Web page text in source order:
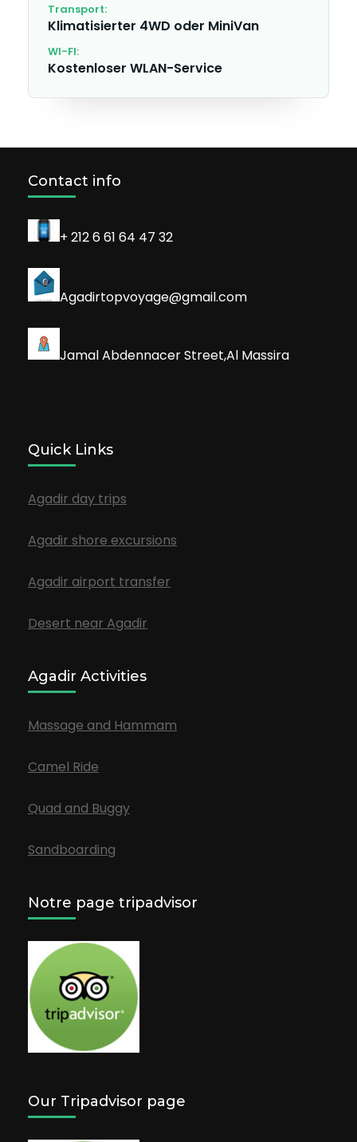
Transport:
Klimatisierter 4WD oder MiniVan
WI-FI:
Kostenloser WLAN-Service
Contact info
+ 212 6 61 64 47 32
Agadirtopvoyage@gmail.com
Jamal Abdennacer Street,Al Massira
Quick Links
Agadir day trips
Agadir shore excursions
Agadir airport transfer
Desert near Agadir
Agadir Activities
Massage and Hammam
Camel Ride
Quad and Buggy
Sandboarding
Notre page tripadvisor
Our Tripadvisor page